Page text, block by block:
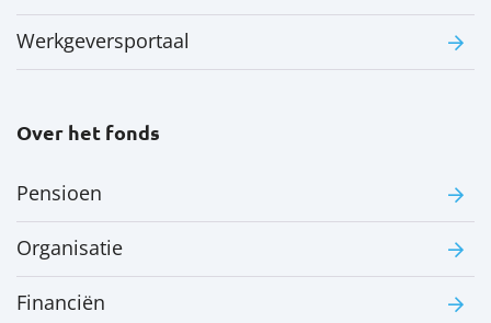
Werkgeversportaal
Over het fonds
Pensioen
Organisatie
Financiën